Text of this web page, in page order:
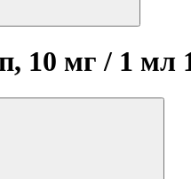
10 мг / 1 мл